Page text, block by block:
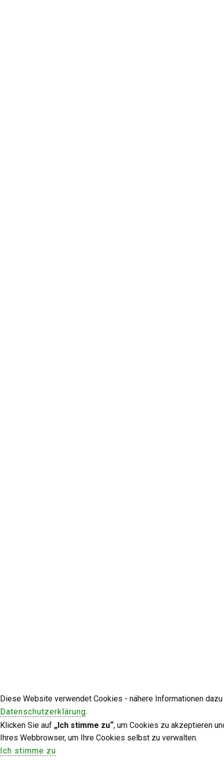
Diese Website verwendet Cookies - nähere Informationen
Datenschutzerklärung.
Klicken Sie auf „Ich stimme zu“, um Cookies zu akzeptieren
Ihres Webbrowser, um Ihre Cookies selbst zu verwalten.
Ich stimme zu